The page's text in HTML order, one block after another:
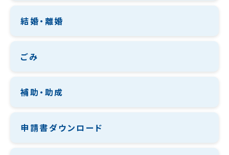
結婚・離婚
ごみ
補助・助成
申請書ダウンロード